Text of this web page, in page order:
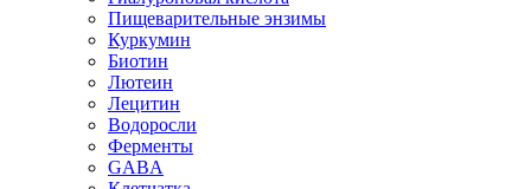
Пищеварительные энзимы
Куркумин
Биотин
Лютеин
Лецитин
Водоросли
Ферменты
GABA